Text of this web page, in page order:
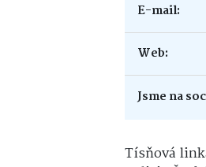
E-mail:
Web:
Jsme na
Tísňová